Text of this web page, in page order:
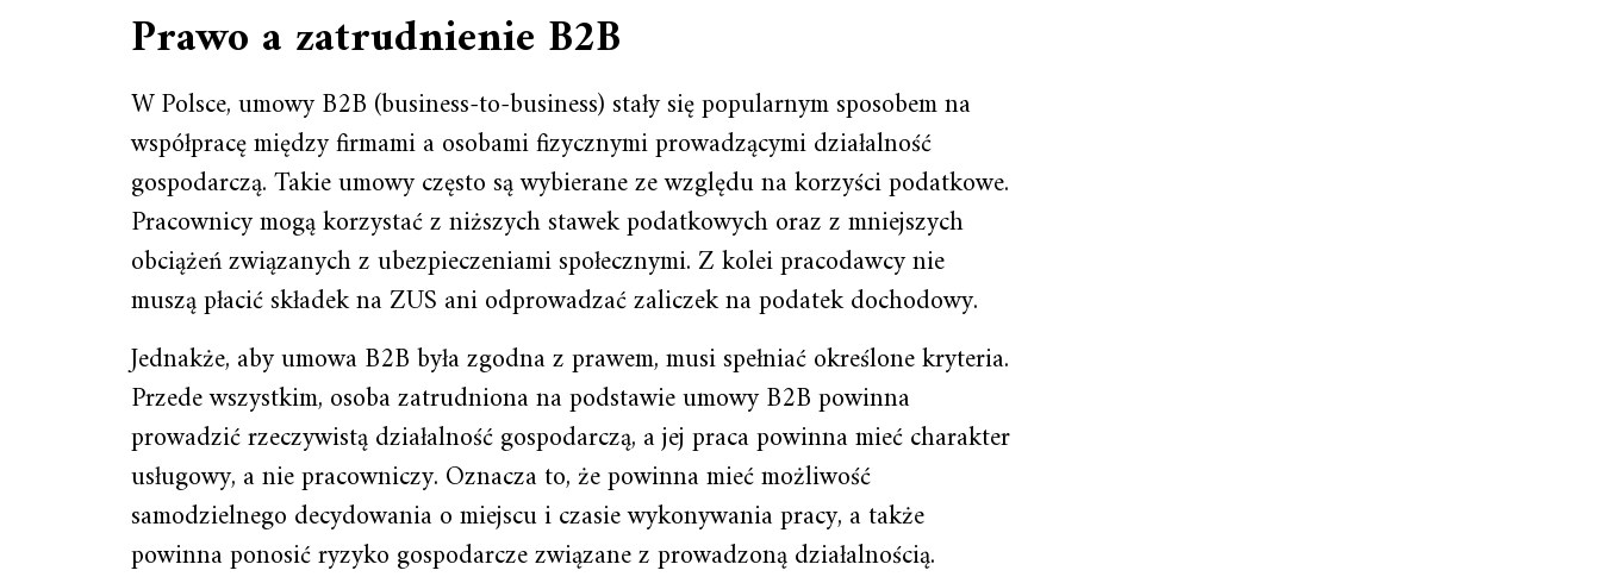
Prawo a zatrudnienie B2B
W Polsce, umowy B2B (business-to-business) stały się popularnym sposobem na
współpracę między firmami a osobami fizycznymi prowadzącymi działalność
gospodarczą. Takie umowy często są wybierane ze względu na korzyści podatkowe.
Pracownicy mogą korzystać z niższych stawek podatkowych oraz z mniejszych
obciążeń związanych z ubezpieczeniami społecznymi. Z kolei pracodawcy nie
muszą płacić składek na ZUS ani odprowadzać zaliczek na podatek dochodowy.
Jednakże, aby umowa B2B była zgodna z prawem, musi spełniać określone kryteria.
Przede wszystkim, osoba zatrudniona na podstawie umowy B2B powinna
prowadzić rzeczywistą działalność gospodarczą, a jej praca powinna mieć charakter
usługowy, a nie pracowniczy. Oznacza to, że powinna mieć możliwość
samodzielnego decydowania o miejscu i czasie wykonywania pracy, a także
powinna ponosić ryzyko gospodarcze związane z prowadzoną działalnością.